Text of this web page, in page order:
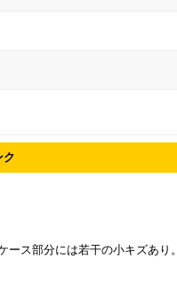
ク
ス部分には若干の小キズあり。